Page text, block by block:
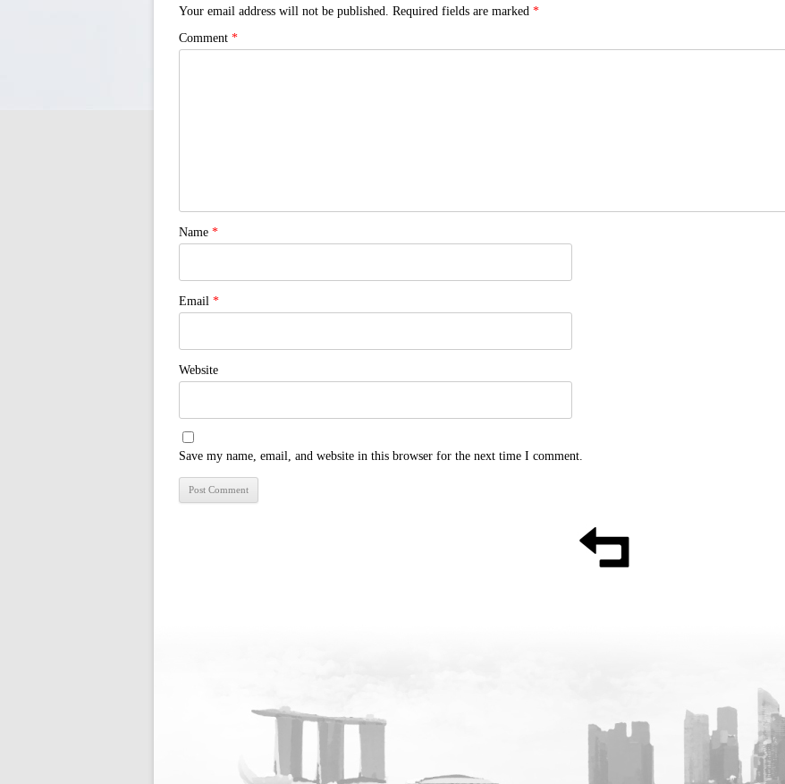
Your email address will not be published. Required fields are marked *
Comment *
Name *
Email *
Website
Save my name, email, and website in this browser for the next time I comment.